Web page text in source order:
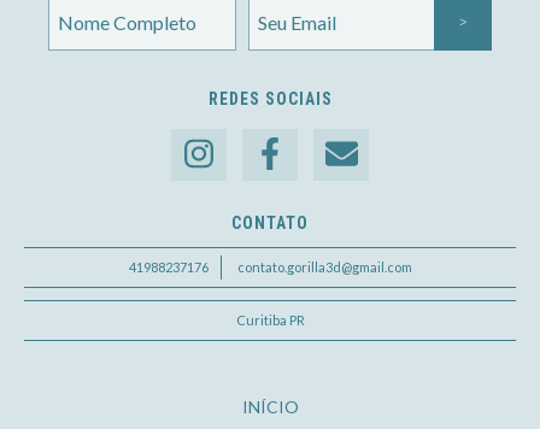
REDES SOCIAIS
CONTATO
41988237176 contato.gorilla3d@gmail.com
Curitiba PR
INÍCIO